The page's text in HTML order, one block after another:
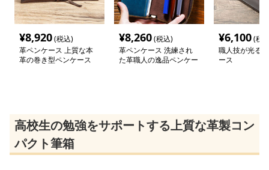
¥8,920(税込)
革ペンケース 上質な本
革の巻き型ペンケース
¥8,260(税込)
革ペンケース 洗練され
た革職人の逸品ペンケー
¥6,100(税
職人技が光る
ース
高校生の勉強をサポートする上質な革製コン
パクト筆箱